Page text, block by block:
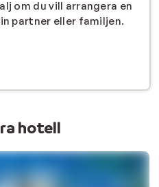
om du vill arrangera en
partner eller familjen.
hotell